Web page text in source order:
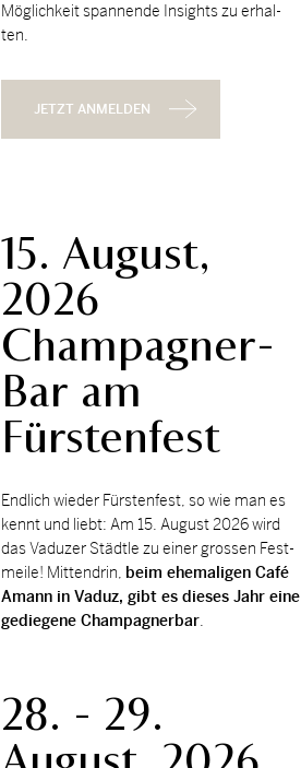
Mög­lich­keit span­nen­de In­sights zu er­hal­
ten.
JETZT ANMELDEN
15. August,
2026
Champagner-
Bar am
Fürstenfest
End­lich wie­der Fürs­ten­fest, so wie man es
kennt und liebt: Am 15. Au­gust 2026 wird
das Va­du­zer Städt­le zu ei­ner grossen Fest­
mei­le! Mit­ten­drin, beim ehe­ma­li­gen Café
Amann in Va­duz, gibt es die­ses Jahr eine
ge­die­ge­ne Cham­pa­gner­bar.
28. - 29.